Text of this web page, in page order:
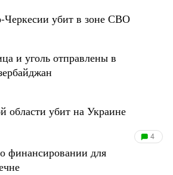
Черкесии убит в зоне СВО
и уголь отправлены в
области убит на Украине
4
финансировании для